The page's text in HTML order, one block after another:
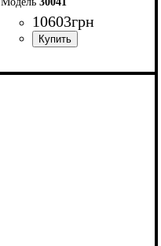
10603грн
Ширина: 166 см